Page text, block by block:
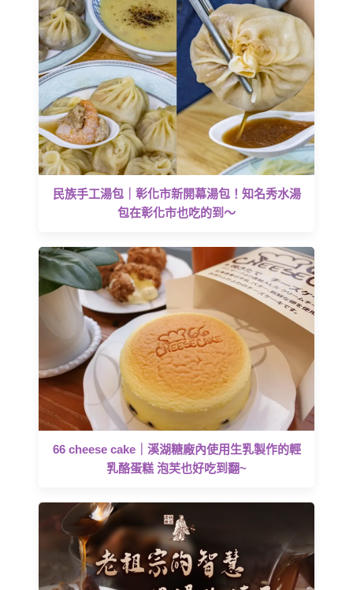
民族手工湯包｜彰化市新開幕湯包！知名秀水湯
包在彰化市也吃的到～
66 cheese cake｜溪湖糖廠內使用生乳製作的輕
乳酪蛋糕 泡芙也好吃到翻~